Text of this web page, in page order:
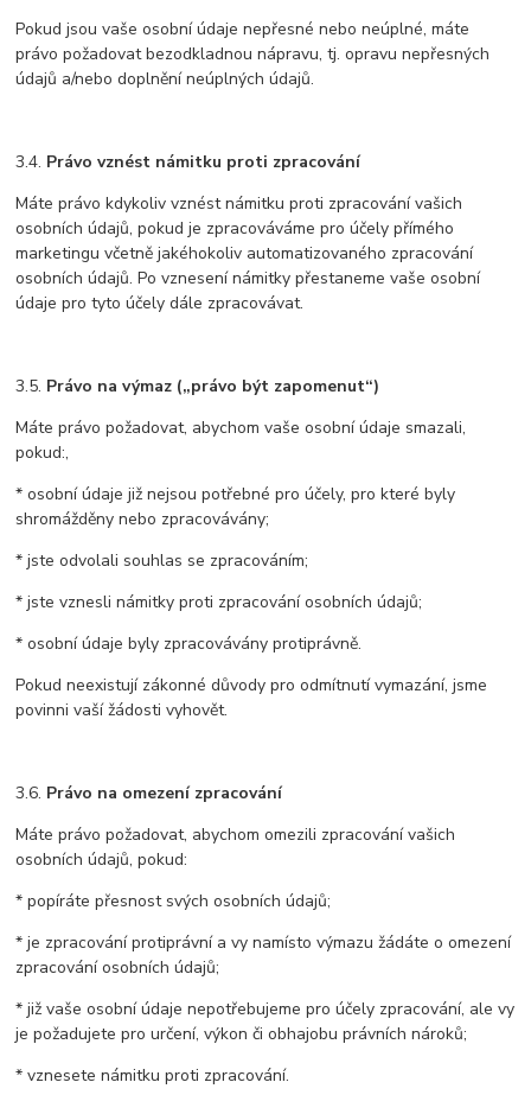
Pokud jsou vaše osobní údaje nepřesné nebo neúplné, máte
právo požadovat bezodkladnou nápravu, tj. opravu nepřesných
údajů a/nebo doplnění neúplných údajů.
3.4. Právo vznést námitku proti zpracování
Máte právo kdykoliv vznést námitku proti zpracování vašich
osobních údajů, pokud je zpracováváme pro účely přímého
marketingu včetně jakéhokoliv automatizovaného zpracování
osobních údajů. Po vznesení námitky přestaneme vaše osobní
údaje pro tyto účely dále zpracovávat.
3.5. Právo na výmaz („právo být zapomenut“)
Máte právo požadovat, abychom vaše osobní údaje smazali,
pokud:,
* osobní údaje již nejsou potřebné pro účely, pro které byly
shromážděny nebo zpracovávány;
* jste odvolali souhlas se zpracováním;
* jste vznesli námitky proti zpracování osobních údajů;
* osobní údaje byly zpracovávány protiprávně.
Pokud neexistují zákonné důvody pro odmítnutí vymazání, jsme
povinni vaší žádosti vyhovět.
3.6. Právo na omezení zpracování
Máte právo požadovat, abychom omezili zpracování vašich
osobních údajů, pokud:
* popíráte přesnost svých osobních údajů;
* je zpracování protiprávní a vy namísto výmazu žádáte o omezení
zpracování osobních údajů;
* již vaše osobní údaje nepotřebujeme pro účely zpracování, ale vy
je požadujete pro určení, výkon či obhajobu právních nároků;
* vznesete námitku proti zpracování.